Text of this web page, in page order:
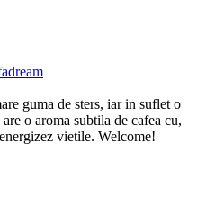
guma de sters, iar in suflet o
o aroma subtila de cafea cu,
vietile. Welcome!